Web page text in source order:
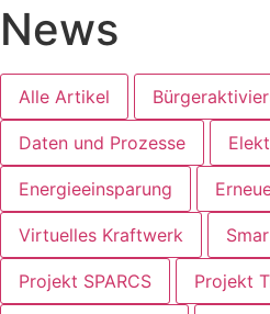
News
Alle Artikel
Daten und Prozesse
Energieeinsparung
Virtuelles Kraftwerk
Projekt SPARCS Projekt